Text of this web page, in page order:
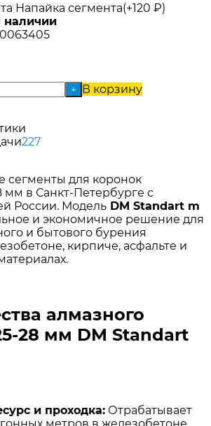
Напайка сегмента(+120 ₽)
наличии
+
В корзину
227
сегменты для коронок
мм в Санкт-Петербурге с
России. Модель DM Standart m
и экономичное решение для
и бытового бурения
кирпиче, асфальте и
алмазного
28 мм DM Standart
и проходка: Отрабатывает
метров в железобетоне